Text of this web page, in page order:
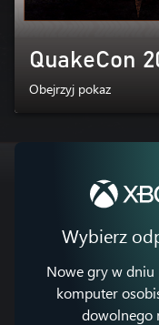
QuakeCon
Obejrzyj pokaz
Wybierz
Nowe gry w dniu
komputer
dowolnego